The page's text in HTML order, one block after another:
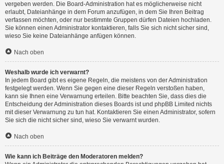
vergeben werden. Die Board-Administration hat es möglicherweise nicht
erlaubt, Dateianhänge in dem Forum anzufügen, in dem Sie Ihren Beitrag
verfassen möchten, oder nur bestimmte Gruppen dürfen Dateien hochladen.
Sie können einen Administrator kontaktieren, falls Sie sich nicht sicher sind,
wieso Sie keine Dateianhänge anfügen können.
Nach oben
Weshalb wurde ich verwarnt?
In jedem Board gibt es eigene Regeln, die meistens von der Administration
festgelegt werden. Wenn Sie gegen eine dieser Regeln verstoßen haben,
kann sie Ihnen eine Verwarnung erteilen. Bitte beachten Sie, dass dies die
Entscheidung der Administration dieses Boards ist und phpBB Limited nichts
mit dieser Verwarnung zu tun hat. Kontaktieren Sie einen Administrator, sofern
Sie sich die nicht sicher sind, wieso Sie verwarnt wurden.
Nach oben
Wie kann ich Beiträge den Moderatoren melden?